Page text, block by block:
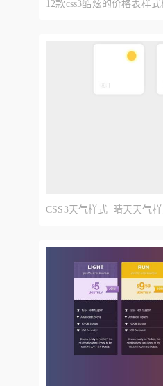
12款css3酷炫的价格表样
CSS3天气样式_晴天天气